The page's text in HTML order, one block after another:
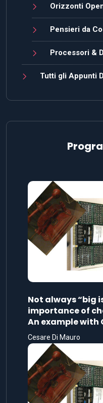
Orizzonti
Pensieri da
Processori &
Tutti gli Appunti
Not always “big
importance of
An example with
Cesare Di Mauro